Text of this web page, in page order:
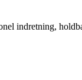
indretning,